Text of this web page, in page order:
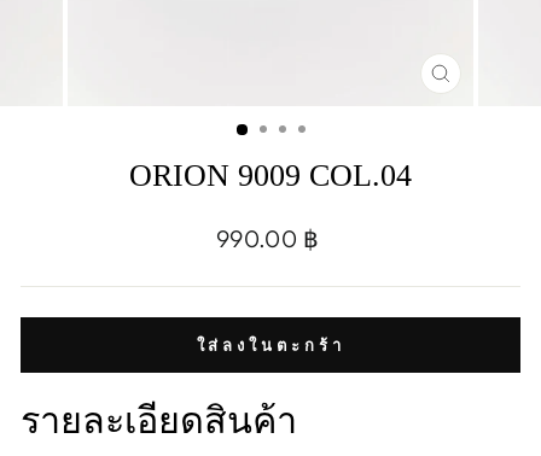
CLOSE
ORION 9009 COL.04
Regular
990.00 ฿
ใส่ลงในตะกร้า
รายละเอียดสินค้า